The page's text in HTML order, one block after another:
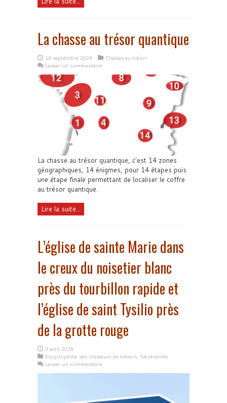
La chasse au trésor quantique
16 septembre 2024
Chasses au trésor
Laisser un commentaire
La chasse au trésor quantique, c'est 14 zones
géographiques, 14 énigmes, pour 14 étapes puis
une étape finale permettant de localiser le coffre
au trésor quantique.
Lire la suite...
L’église de sainte Marie dans
le creux du noisetier blanc
près du tourbillon rapide et
l’église de saint Tysilio près
de la grotte rouge
7 avril 2024
Encyclopédie des chasseurs de trésors, Généralités
Laisser un commentaire